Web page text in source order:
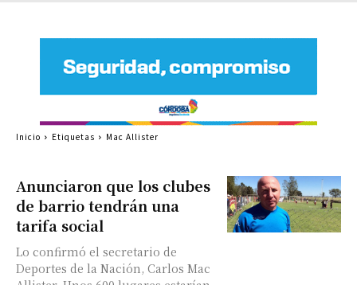
Anunciaron que los clubes
de barrio tendrán una
tarifa social
Lo confirmó el secretario de
Deportes de la Nación, Carlos Mac
Inicio Etiquetas Mac Allister